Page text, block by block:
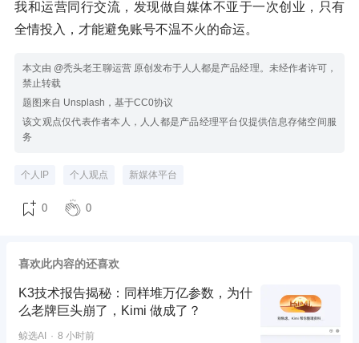
我和运营同行交流，发现做自媒体不亚于一次创业，只有
全情投入，才能避免账号不温不火的命运。
本文由 @秃头老王聊运营 原创发布于人人都是产品经理。未经作者许可，
禁止转载
题图来自 Unsplash，基于CC0协议
该文观点仅代表作者本人，人人都是产品经理平台仅提供信息存储空间服
务
个人IP 个人观点 新媒体平台
0 0
喜欢此内容的还喜欢
K3技术报告揭秘：同样堆万亿参数，为什
么老牌巨头崩了，Kimi 做成了？
鲸选AI 8 小时前